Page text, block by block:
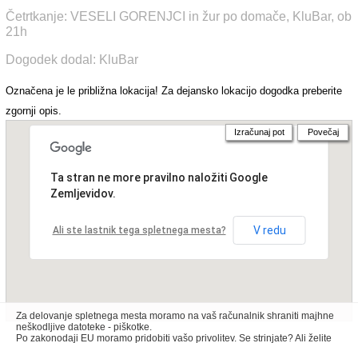
Četrtkanje: VESELI GORENJCI in žur po domače, KluBar, ob
21h
Dogodek dodal: KluBar
Označena je le približna lokacija! Za dejansko lokacijo dogodka preberite
zgornji opis.
Ta stran ne more pravilno naložiti Google
Zemljevidov.
Ali ste lastnik tega spletnega mesta? V redu
Izračunaj pot Povečaj
Za delovanje spletnega mesta moramo na vaš računalnik shraniti majhne
neškodljive datoteke - piškotke.
Po zakonodaji EU moramo pridobiti vašo privolitev. Se strinjate? Ali želite